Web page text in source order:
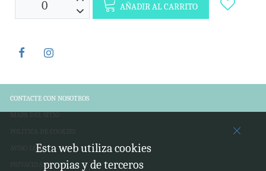
AÑADIR AL CARRITO
CONTACTE CON NOSOTROS
MAPA DEL SITIO
POLÍTICA DE COOKIES
AVISO LEGAL
PRIVACIDAD
Esta web utiliza cookies
propias y de terceros